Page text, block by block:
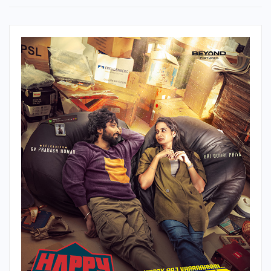
சிங்கப்பூரில் ஒரு நிகழ்ச்சியில் எஸ் பி பி சார் இருந்த போது ஒரு
நிகழ்வு நடந்தது, எப்போதும் ஒரு சிலர் தான் நம்மைக் கவனித்து,
தட்டிக்கொடுத்து, நீ சரியாகச் செய்து விடுவாய் என ஊக்கம்
தருவார்கள், அதைப் புன்னகையுடன் எஸ் பி பி சார் செய்வார்.
அதன்பிறகு அதைச் செய்வது சித்ரா அம்மா தான். எப்போதும்
பாஸிடிவிடி தருவார். நம் தமிழக மக்கள் போல இசை நிகழ்வை
இரசிப்பது யாருமில்லை. எல்லாவிதமான இசையையும்
இரசிப்பார்கள், அப்பா அம்மா எமோஷனல் கனக்ட்டும் இந்த ஊரில்
இருக்கிறது. என் அப்பா அம்மவை அனுப்பி வைக்க வேண்டும் எனப்
பலர் இந்நிகழ்ச்சிக்கு டிக்கெட் கேட்டார்கள், அது எங்களுக்குக்
கிடைத்த ஆசீர்வாதம் தான். எங்களுக்கு இந்த வாய்ப்பை வழங்கிய
சித்ரா அம்மாவிற்கு நன்றி. E Lounge Events மற்றும் கனரா
வங்கிக்கும் நன்றி. அனைவரும் காலத்தைத் திருப்பித் தரும்,
இந்நிகழ்ச்சியை இரசித்துக் கொண்டாடுங்கள் நன்றி என்றார்.